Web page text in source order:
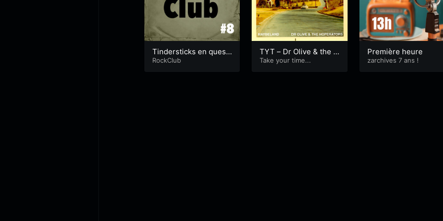
Tindersticks en questi
on
RockClub
TYT – Dr Olive & the H
operators – Maybelan
Take your time...
Première heure
zarchives 7 ans !